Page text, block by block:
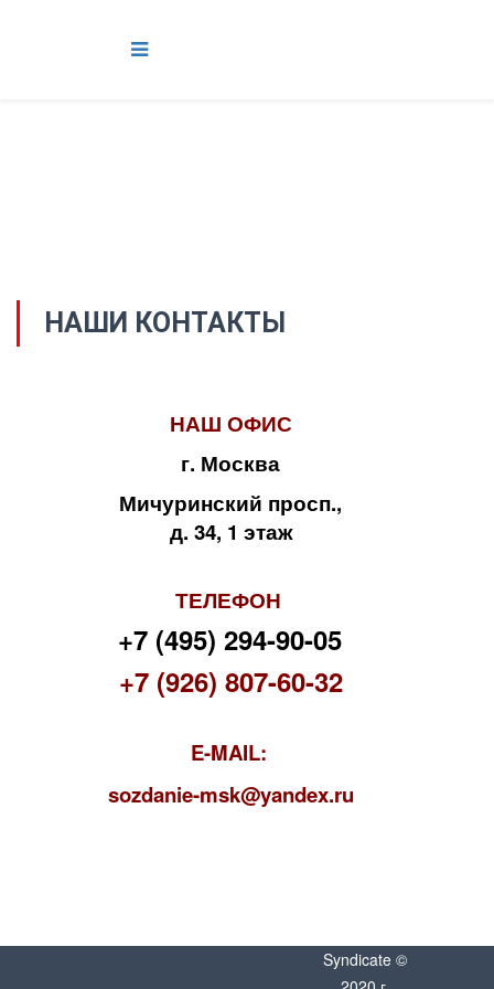
НАШИ КОНТАКТЫ
НАШ ОФИС
г. Москва
Мичуринский просп.,
д. 34, 1 этаж
ТЕЛЕФОН
+7 (495) 294-90-05
+7 (926) 807-60-32
E-MAIL:
sozdanie-msk@yandex.ru
Syndicate ©